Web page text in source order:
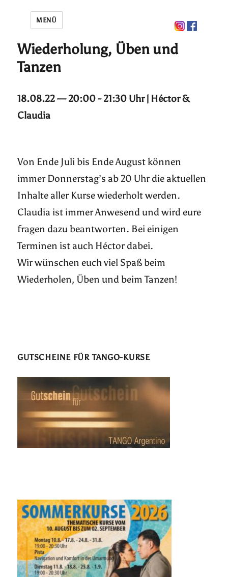
MENÜ
Wiederholung, Üben und
Tanzen
18.08.22 — 20:00 - 21:30 Uhr | Héctor &
Claudia
Von Ende Juli bis Ende August können
immer Donnerstag’s ab 20 Uhr die aktuellen
Inhalte aller Kurse wiederholt werden.
Claudia ist immer Anwesend und wird eure
fragen dazu beantworten. Bei einigen
Terminen ist auch Héctor dabei.
Wir wünschen euch viel Spaß beim
Wiederholen, Üben und beim Tanzen!
GUTSCHEINE FÜR TANGO-KURSE